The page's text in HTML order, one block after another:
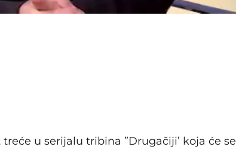
u serijalu tribina ”Drugačiji’ koja će se